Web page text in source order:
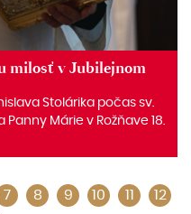
milosť v Jubilejnom
Stolárika počas sv.
Márie v Rožňave 18.
7 8 9 10 11
12